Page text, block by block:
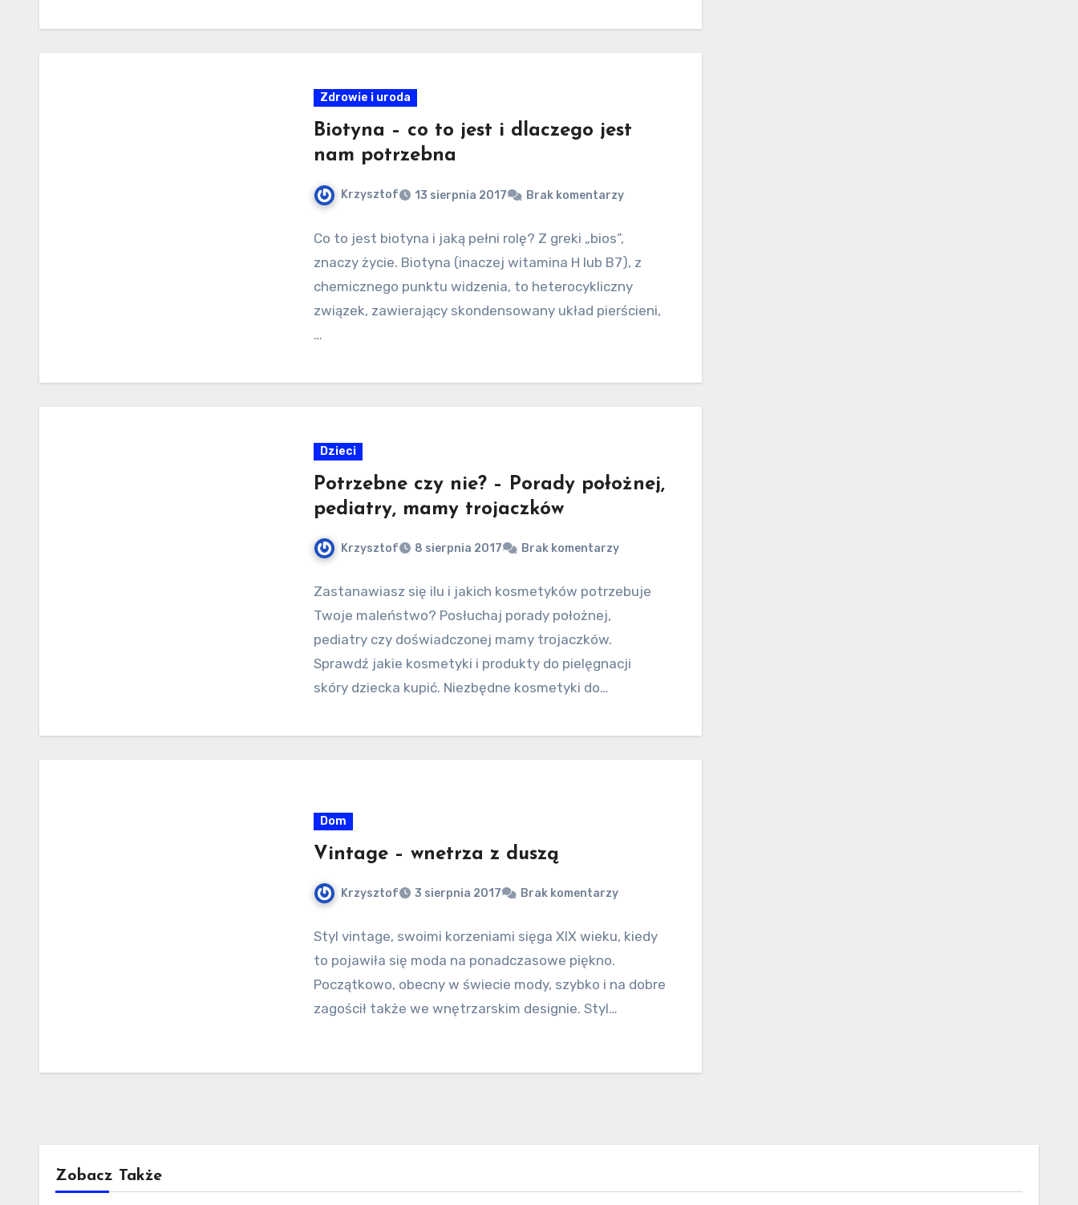
Zdrowie i uroda
Biotyna – co to jest i dlaczego jest
nam potrzebna
Krzysztof 13 sierpnia 2017 Brak komentarzy
Co to jest biotyna i jaką pełni rolę? Z greki „bios”,
znaczy życie. Biotyna (inaczej witamina H lub B7), z
chemicznego punktu widzenia, to heterocykliczny
związek, zawierający skondensowany układ pierścieni,
…
Dzieci
Potrzebne czy nie? – Porady położnej,
pediatry, mamy trojaczków
Krzysztof 8 sierpnia 2017 Brak komentarzy
Zastanawiasz się ilu i jakich kosmetyków potrzebuje
Twoje maleństwo? Posłuchaj porady położnej,
pediatry czy doświadczonej mamy trojaczków.
Sprawdź jakie kosmetyki i produkty do pielęgnacji
skóry dziecka kupić. Niezbędne kosmetyki do…
Dom
Vintage – wnetrza z duszą
Krzysztof 3 sierpnia 2017 Brak komentarzy
Styl vintage, swoimi korzeniami sięga XIX wieku, kiedy
to pojawiła się moda na ponadczasowe piękno.
Początkowo, obecny w świecie mody, szybko i na dobre
zagościł także we wnętrzarskim designie. Styl…
Zobacz Także